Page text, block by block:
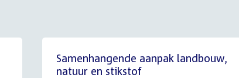
Samenhangende aanpak landbouw,
natuur en stikstof